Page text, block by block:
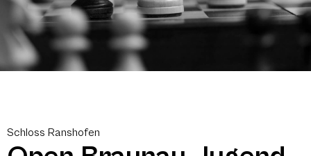
Schloss Ranshofen